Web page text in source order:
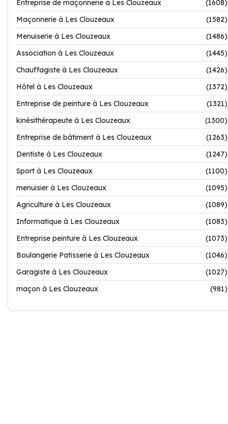
Entreprise de maçonnerie à Les Clouzeaux
(1608)
Maçonnerie à Les Clouzeaux
(1582)
Menuiserie à Les Clouzeaux
(1486)
Association à Les Clouzeaux
(1445)
Chauffagiste à Les Clouzeaux
(1426)
Hôtel à Les Clouzeaux
(1372)
Entreprise de peinture à Les Clouzeaux
(1321)
kinésithérapeute à Les Clouzeaux
(1300)
Entreprise de bâtiment à Les Clouzeaux
(1263)
Dentiste à Les Clouzeaux
(1247)
Sport à Les Clouzeaux
(1100)
menuisier à Les Clouzeaux
(1095)
Agriculture à Les Clouzeaux
(1089)
Informatique à Les Clouzeaux
(1083)
Entreprise peinture à Les Clouzeaux
(1073)
Boulangerie Patisserie à Les Clouzeaux
(1046)
Garagiste à Les Clouzeaux
(1027)
maçon à Les Clouzeaux
(981)